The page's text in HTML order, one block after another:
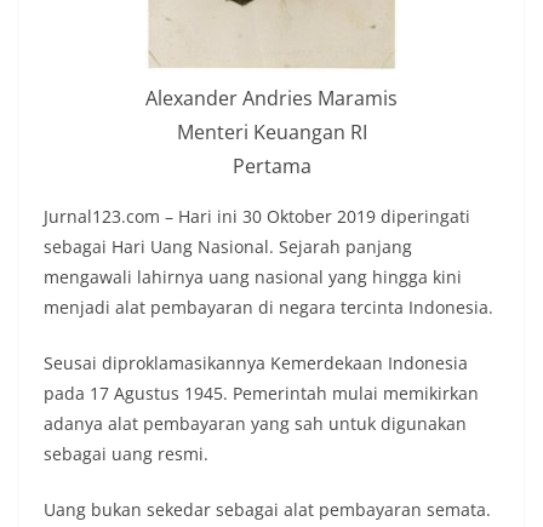
Alexander Andries Maramis
Menteri Keuangan RI
Pertama
Jurnal123.com – Hari ini 30 Oktober 2019 diperingati
sebagai Hari Uang Nasional. Sejarah panjang
mengawali lahirnya uang nasional yang hingga kini
menjadi alat pembayaran di negara tercinta Indonesia.
Seusai diproklamasikannya Kemerdekaan Indonesia
pada 17 Agustus 1945. Pemerintah mulai memikirkan
adanya alat pembayaran yang sah untuk digunakan
sebagai uang resmi.
Uang bukan sekedar sebagai alat pembayaran semata.